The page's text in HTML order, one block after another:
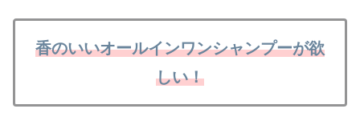
香のいいオールインワンシャンプーが欲
しい！